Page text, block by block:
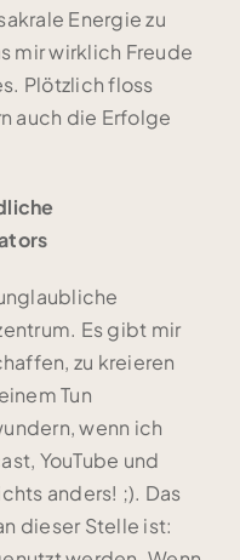
Energie zu
mir wirklich Freude
Plötzlich floss
auch die Erfolge
Es gibt mir
zu kreieren
Tun
wenn ich
YouTube und
anders! ;). Das
dieser Stelle ist: